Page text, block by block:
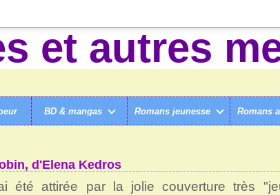
BD & mangas Romans jeunesse Romans
> 3A ROMANS ENFANTS ET + > LA LÉGENDE DE ROBIN, D'ELENA
d'Elena Kedros
été attirée par la jolie couverture très